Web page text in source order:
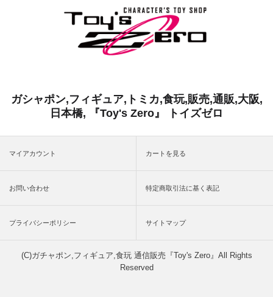
ガシャポン,フィギュア,トミカ,食玩,販売,通販,大阪,
日本橋, 『Toy's Zero』 トイズゼロ
マイアカウント カートを見る
お問い合わせ 特定商取引法に基く表記
プライバシーポリシー サイトマップ
(C)ガチャポン,フィギュア,食玩 通信販売『Toy's Zero』All Rights
Reserved